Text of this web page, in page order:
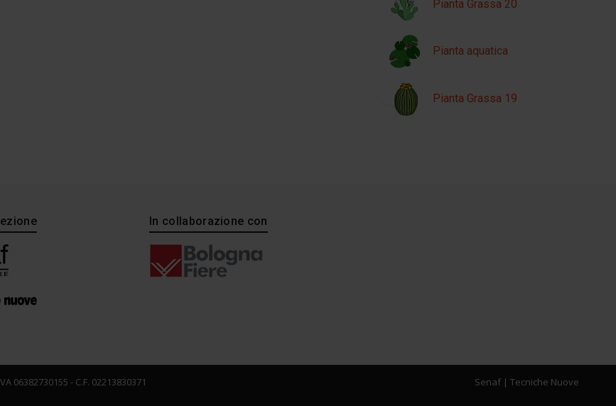
Pianta Grassa 20
Pianta aquatica
Pianta Grassa 19
In collaborazione con
- C.F. 02213830371
Senaf| Tecniche Nuove